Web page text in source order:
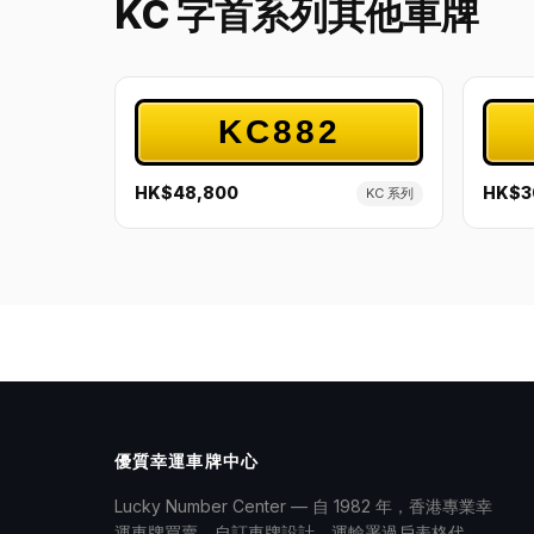
KC 字首系列其他車牌
KC882
HK$48,800 KC 系列
優質幸運車牌中心
Lucky Number Center — 自 1982 年，香港專業幸